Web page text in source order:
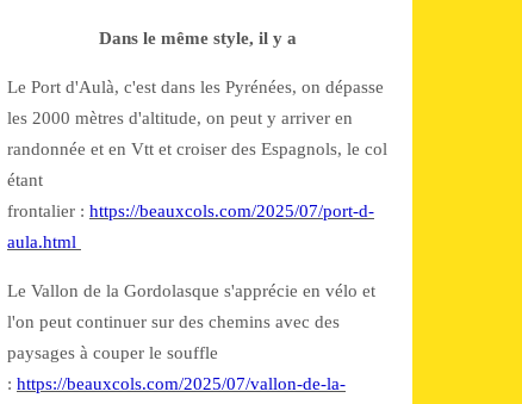
Dans le même style, il y a
Le Port d'Aulà, c'est dans les Pyrénées, on dépasse
les 2000 mètres d'altitude, on peut y arriver en
randonnée et en Vtt et croiser des Espagnols, le col
étant
frontalier : https://beauxcols.com/2025/07/port-d-
aula.html
Le Vallon de la Gordolasque s'apprécie en vélo et
l'on peut continuer sur des chemins avec des
paysages à couper le souffle
: https://beauxcols.com/2025/07/vallon-de-la-